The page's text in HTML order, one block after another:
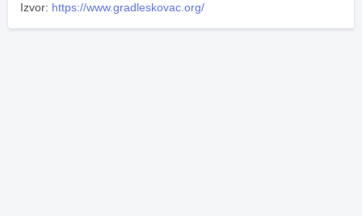
Izvor: https://www.gradleskovac.org/